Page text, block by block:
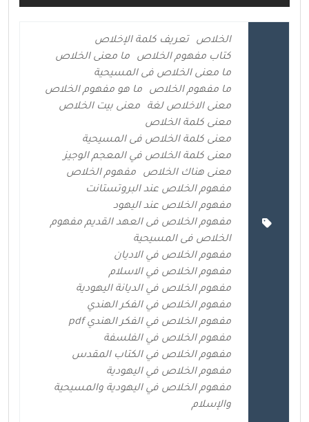
الخلاص
تعريف كلمة الإخلاص
كتاب مفهوم الخلاص
ما معنى الخلاص
ما معنى الخلاص فى المسيحية
ما مفهوم الخلاص
ما هو مفهوم الخلاص
معنى الاخلاص لغة
معنى بيت الخلاص
معنى كلمة الخلاص
معنى كلمة الخلاص فى المسيحية
معنى كلمة الخلاص في المعجم الوجيز
معنى هناك الخلاص
مفهوم الخلاص
مفهوم الخلاص عند البروتستانت
مفهوم الخلاص عند اليهود
مفهوم الخلاص فى العهد القديم مفهوم
الخلاص فى المسيحية
مفهوم الخلاص في الاديان
مفهوم الخلاص في الاسلام
مفهوم الخلاص في الديانة اليهودية
مفهوم الخلاص في الفكر الهندي
مفهوم الخلاص في الفكر الهندي pdf
مفهوم الخلاص في الفلسفة
مفهوم الخلاص في الكتاب المقدس
مفهوم الخلاص في اليهودية
مفهوم الخلاص في اليهودية والمسيحية
والإسلام